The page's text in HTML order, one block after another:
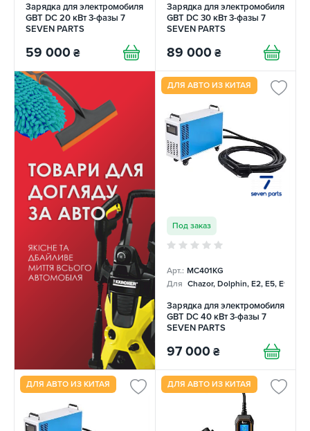
Зарядка для электромобиля
GBT DC 20 кВт 3-фазы 7
SEVEN PARTS
59 000 ₴
Зарядка для электромобиля
GBT DC 30 кВт 3-фазы 7
SEVEN PARTS
89 000 ₴
ДЛЯ АВТО ИЗ КИТАЯ
Под заказ
Арт.: MC401KG
Для Chazor, Dolphin, E2, E5, E9,
Зарядка для электромобиля
GBT DC 40 кВт 3-фазы 7
SEVEN PARTS
97 000 ₴
ДЛЯ АВТО ИЗ КИТАЯ ДЛЯ АВТО ИЗ КИТАЯ